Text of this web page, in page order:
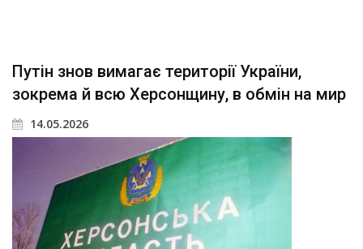
Путін знов вимагає території України,
зокрема й всю Херсонщину, в обмін на мир
14.05.2026